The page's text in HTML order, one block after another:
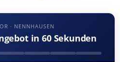
· NENNHAUSEN
in 60 Sekunden